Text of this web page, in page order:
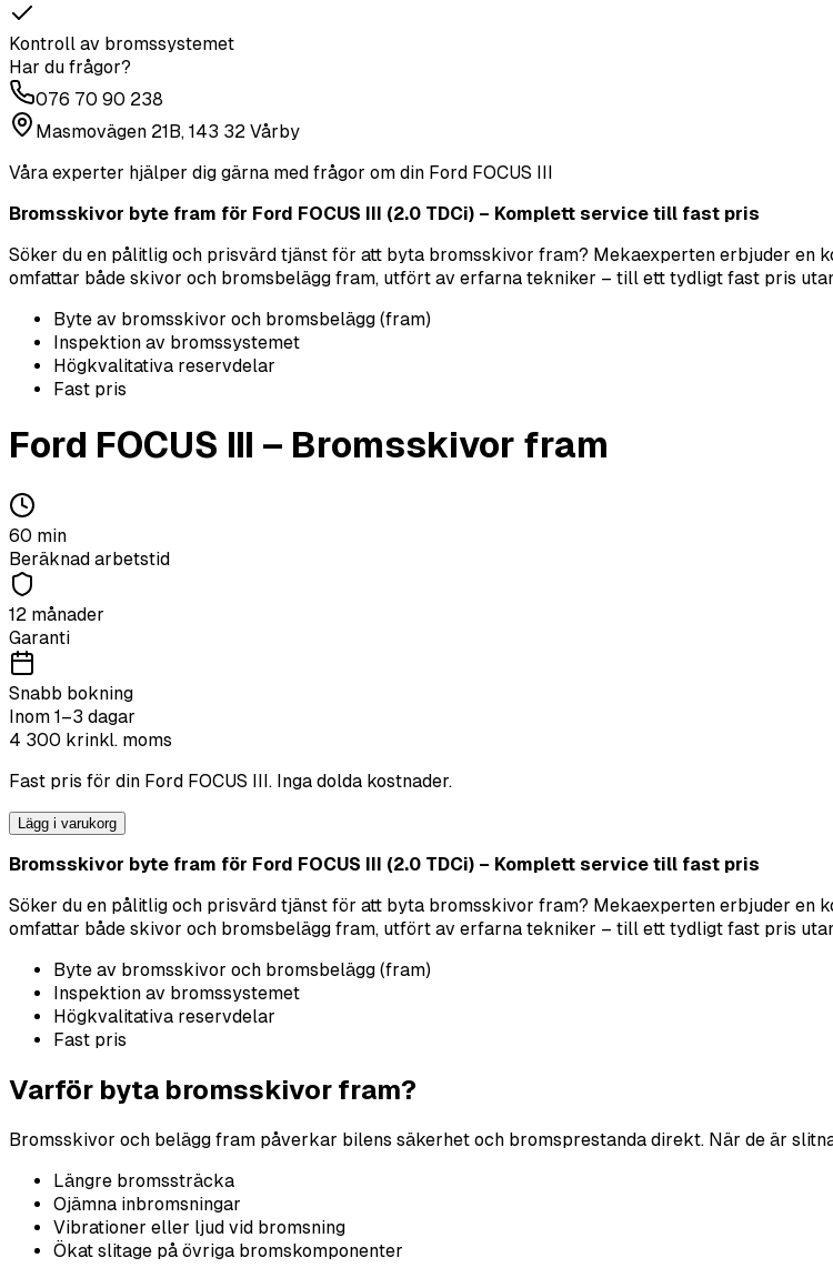
Kontroll av bromssystemet
Har du frågor?
076 70 90 238
Masmovägen 21B, 143 32 Vårby
Våra experter hjälper dig gärna med frågor om din Ford FOCUS III
Bromsskivor byte fram för Ford FOCUS III (2.0 TDCi) – Komplett service till fast pris
Söker du en pålitlig och prisvärd tjänst för att byta bromsskivor fram? Mekaexperten erbjuder en
omfattar både skivor och bromsbelägg fram, utfört av erfarna tekniker – till ett tydligt fast pris
Byte av bromsskivor och bromsbelägg (fram)
Inspektion av bromssystemet
Högkvalitativa reservdelar
Fast pris
Ford FOCUS III – Bromsskivor fram
60 min
Beräknad arbetstid
12 månader
Garanti
Snabb bokning
Inom 1–3 dagar
4 300 krinkl. moms
Fast pris för din Ford FOCUS III. Inga dolda kostnader.
Lägg i varukorg
Bromsskivor byte fram för Ford FOCUS III (2.0 TDCi) – Komplett service till fast pris
Söker du en pålitlig och prisvärd tjänst för att byta bromsskivor fram? Mekaexperten erbjuder en
omfattar både skivor och bromsbelägg fram, utfört av erfarna tekniker – till ett tydligt fast pris
Byte av bromsskivor och bromsbelägg (fram)
Inspektion av bromssystemet
Högkvalitativa reservdelar
Fast pris
Varför byta bromsskivor fram?
Bromsskivor och belägg fram påverkar bilens säkerhet och bromsprestanda direkt. När de är
Längre bromssträcka
Ojämna inbromsningar
Vibrationer eller ljud vid bromsning
Ökat slitage på övriga bromskomponenter